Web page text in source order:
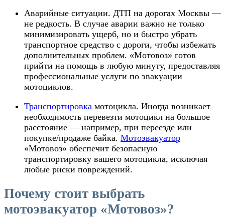
Аварийные ситуации. ДТП на дорогах Москвы —
не редкость. В случае аварии важно не только
минимизировать ущерб, но и быстро убрать
транспортное средство с дороги, чтобы избежать
дополнительных проблем. «Мотовоз» готов
прийти на помощь в любую минуту, предоставляя
профессиональные услуги по эвакуации
мотоциклов.
Транспортировка мотоцикла. Иногда возникает
необходимость перевезти мотоцикл на большое
расстояние — например, при переезде или
покупке/продаже байка. Мотоэвакуатор
«Мотовоз» обеспечит безопасную
транспортировку вашего мотоцикла, исключая
любые риски повреждений.
Почему стоит выбрать
мотоэвакуатор «Мотовоз»?